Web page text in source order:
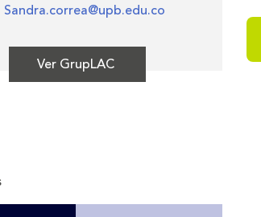
Sandra.correa@upb.edu.co
Ver GrupLAC